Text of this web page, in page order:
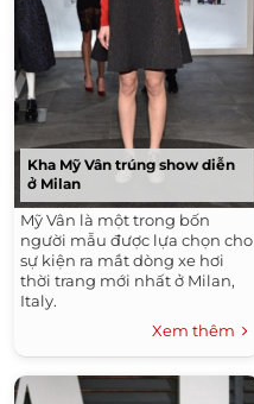
Kha Mỹ Vân trúng show diễn
ở Milan
Mỹ Vân là một trong bốn
người mẫu được lựa chọn cho
sự kiện ra mắt dòng xe hơi
thời trang mới nhất ở Milan,
Italy.
Xem thêm